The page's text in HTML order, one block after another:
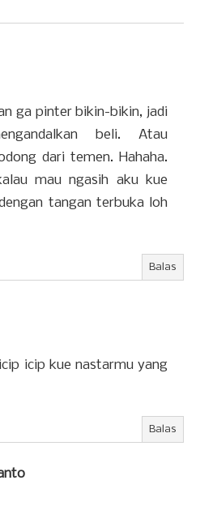
ga pinter bikin-bikin, jadi
beli. Atau
dari temen. Hahaha.
mau ngasih aku kue
tangan terbuka loh
Balas
icip kue nastarmu yang
Balas